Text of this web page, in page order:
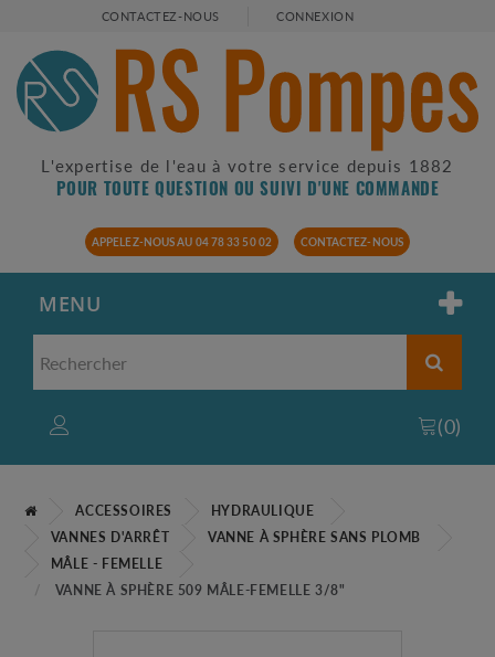
CONTACTEZ-NOUS CONNEXION
L'expertise de l'eau à votre service depuis 1882
POUR TOUTE QUESTION OU SUIVI D'UNE COMMANDE
APPELEZ-NOUS AU 04 78 33 50 02 CONTACTEZ-NOUS
MENU
(0)
ACCESSOIRES
HYDRAULIQUE
VANNES D'ARRÊT
VANNE À SPHÈRE SANS PLOMB
MÂLE - FEMELLE
VANNE À SPHÈRE 509 MÂLE-FEMELLE 3/8"